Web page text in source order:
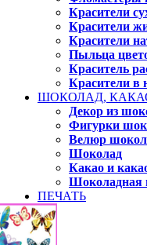
Красители
Красители
Красители
Пыльца
Краситель
Красители в
ШОКОЛАД,
Декор из
Фигурки
Велюр
Шоколад
Какао и
Шоколадная
ПЕЧАТЬ